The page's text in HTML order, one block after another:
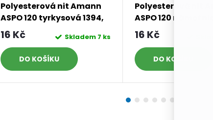
Polyesterová nit Amann
ASPO 120 tyrkysová 1394,
návin 100 m
16 Kč Skladem 7 ks
DO KOŠÍKU
Polyesterová nit
ASPO 120
modrá 1078 návin
16 Kč
DO KOŠÍKU